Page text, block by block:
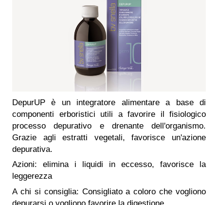
DepurUP è un integratore alimentare a base di
componenti erboristici utili a favorire il fisiologico
processo depurativo e drenante dell'organismo.
Grazie agli estratti vegetali, favorisce un'azione
depurativa.
Azioni: elimina i liquidi in eccesso, favorisce la
leggerezza
A chi si consiglia: Consigliato a coloro che vogliono
depurarsi o vogliono favorire la digestione